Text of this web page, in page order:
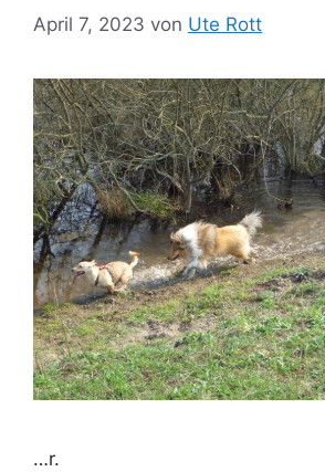
April 7, 2023 von Ute Rott
…r.